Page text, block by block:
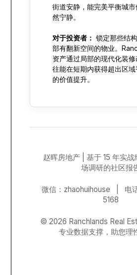
街道安静，能完美平衡城市
然宁静。
对于投资者： 锁定那些结
部有翻新空间的物业。
资产通过局部的现代化装
往能在短期内获得超出区
的价值提升。
赵晖房地产 | 基于 15 年实
场调研的社区报
微信：zhaohuihouse | 电
5168
© 2026 Ranchlands Real
专业数据支撑，助您理